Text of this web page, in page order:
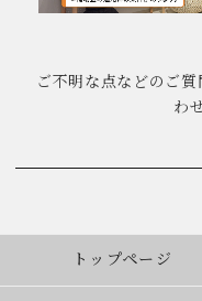
ご不明な点などのご
わ
トップページ